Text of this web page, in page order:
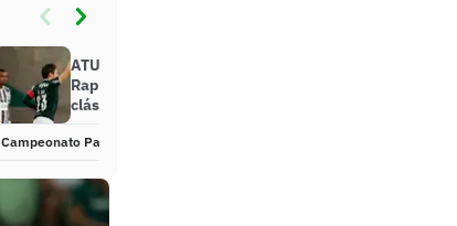
ATUAÇÕES: Com gol de pênalti de
Raphael Veiga, Palmeiras vence
clássico contra o Santos
Campeonato Paulista